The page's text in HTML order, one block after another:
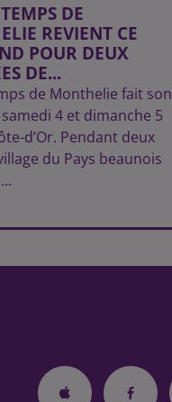
DE
REVIENT CE
POUR DEUX
DE...
de Monthelie fait son
4 et dimanche 5
d’Or. Pendant deux
du Pays beaunois